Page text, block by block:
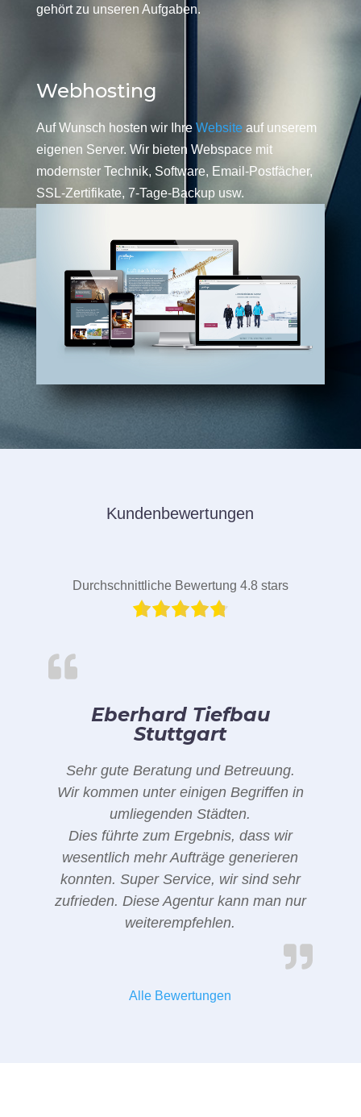
gehört zu unseren Aufgaben.
Webhosting
Auf Wunsch hosten wir Ihre Website auf unserem
eigenen Server. Wir bieten Webspace mit
modernster Technik, Software, Email-Postfächer,
SSL-Zertifikate, 7-Tage-Backup usw.
Kundenbewertungen
Durchschnittliche Bewertung 4.8 stars
Eberhard Tiefbau
Stuttgart
Sehr gute Beratung und Betreuung.
Wir kommen unter einigen Begriffen in
umliegenden Städten.
Dies führte zum Ergebnis, dass wir
wesentlich mehr Aufträge generieren
konnten. Super Service, wir sind sehr
zufrieden. Diese Agentur kann man nur
weiterempfehlen.
Alle Bewertungen